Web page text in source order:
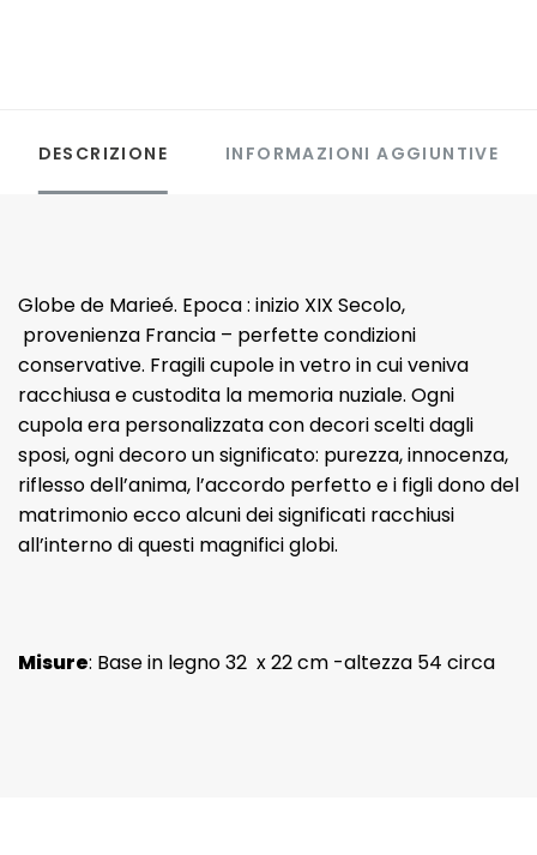
DESCRIZIONE INFORMAZIONI AGGIUNTIVE
Globe de Marieé. Epoca : inizio XIX Secolo,
provenienza Francia – perfette condizioni
conservative. Fragili cupole in vetro in cui veniva
racchiusa e custodita la memoria nuziale. Ogni
cupola era personalizzata con decori scelti dagli
sposi, ogni decoro un significato: purezza, innocenza,
riflesso dell’anima, l’accordo perfetto e i figli dono del
matrimonio ecco alcuni dei significati racchiusi
all’interno di questi magnifici globi.
Misure: Base in legno 32 x 22 cm -altezza 54 circa